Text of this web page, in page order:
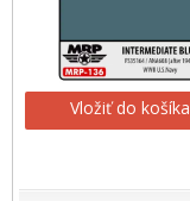
Vložiť do košíka